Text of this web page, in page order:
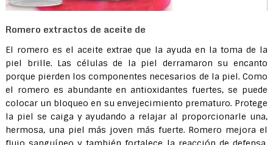
Romero extractos de aceite de
El romero es el aceite extrae que la ayuda en la toma de la
piel brille. Las células de la piel derramaron su encanto
porque pierden los componentes necesarios de la piel. Como
el romero es abundante en antioxidantes fuertes, se puede
colocar un bloqueo en su envejecimiento prematuro. Protege
la piel se caiga y ayudando a relajar al proporcionarle una,
hermosa, una piel más joven más fuerte. Romero mejora el